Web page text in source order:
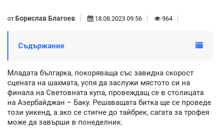
от Борислав Благоев 18.08.2023 09:56 964
Съдържание
Младата българка, покоряваща със завидна скорост
сцената на шахмата, успя да заслужи мястото си на
финала на Световната купа, провеждащ се в столицата
на Азербайджан – Баку. Решаващата битка ще се проведе
този уикенд, а ако се стигне до тайбрек, сагата за трофея
може да завърши в понеделник.